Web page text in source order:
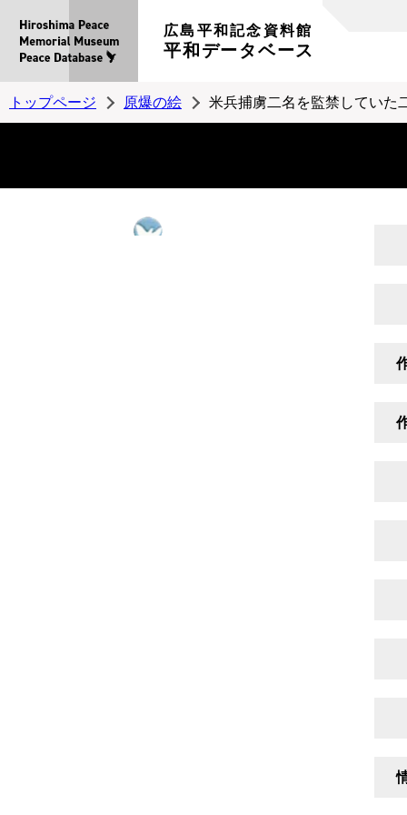
広島平和記念資料館
平和データベース
トップページ 原爆の絵 米兵捕虜二名を監禁していた